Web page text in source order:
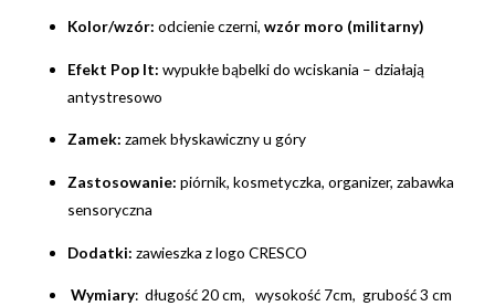
Kolor/wzór: odcienie czerni,wzór moro (militarny)
Efekt Pop It: wypukłe bąbelki do wciskania – działają
antystresowo
Zamek: zamek błyskawiczny u góry
Zastosowanie: piórnik, kosmetyczka, organizer, zabawka
sensoryczna
Dodatki: zawieszka z logo CRESCO
Wymiary: długość 20 cm, wysokość 7cm, grubość 3 cm